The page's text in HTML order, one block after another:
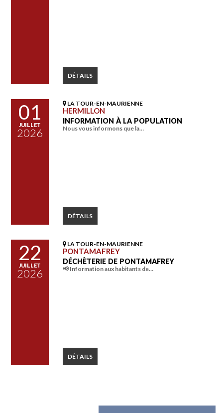
DÉTAILS
01
JUILLET
2026
LA TOUR-EN-MAURIENNE
HERMILLON
INFORMATION À LA POPULATION
Nous vous informons que la…
DÉTAILS
22
JUILLET
2026
LA TOUR-EN-MAURIENNE
PONTAMAFREY
DÉCHÈTERIE DE PONTAMAFREY
📢 Information aux habitants de…
DÉTAILS